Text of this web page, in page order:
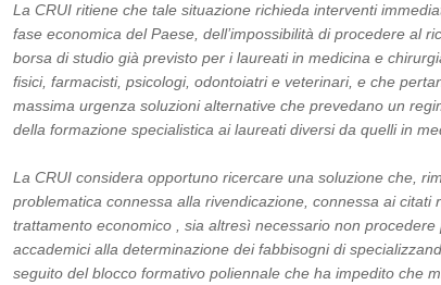
La CRUI ritiene che tale situazione richieda interventi
fase economica del Paese, dell’impossibilità di procedere al
borsa di studio già previsto per i laureati in medicina e
fisici, farmacisti, psicologi, odontoiatri e veterinari, e che
massima urgenza soluzioni alternative che prevedano un
della formazione specialistica ai laureati diversi da quelli in
La CRUI considera opportuno ricercare una soluzione che,
problematica connessa alla rivendicazione, connessa ai citati
trattamento economico , sia altresì necessario non
accademici alla determinazione dei fabbisogni di
seguito del blocco formativo poliennale che ha impedito che